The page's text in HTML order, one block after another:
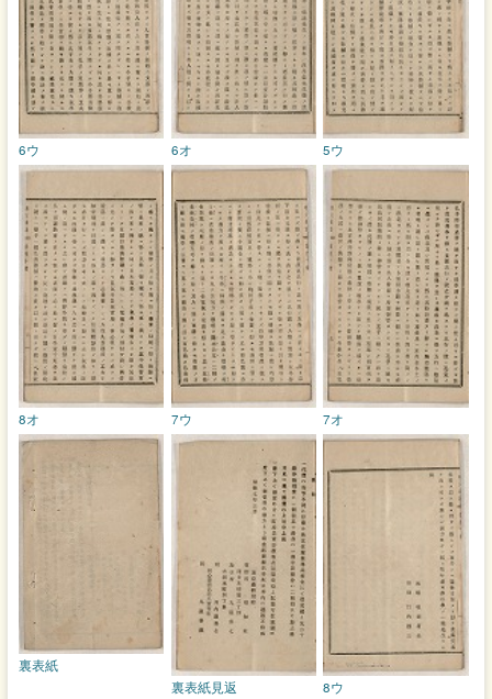
5ウ
6オ
6ウ
7オ
7ウ
8オ
8ウ
裏表紙見返
裏表紙